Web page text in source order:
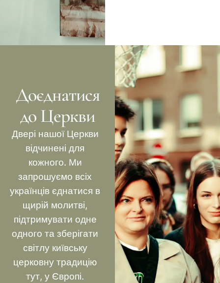
Доєднатися
до Церкви
Двері нашої Церкви
відчинені для
кожного. Ми
запрошуємо всіх
українців єднатися в
щирій молитві,
підтримувати одне
одного та зберігати
світлу київську
церковну традицію
тут, у Європі.